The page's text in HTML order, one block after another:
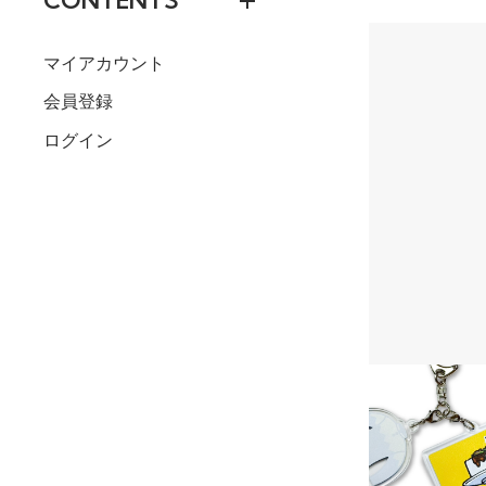
マイアカウント
会員登録
ログイン